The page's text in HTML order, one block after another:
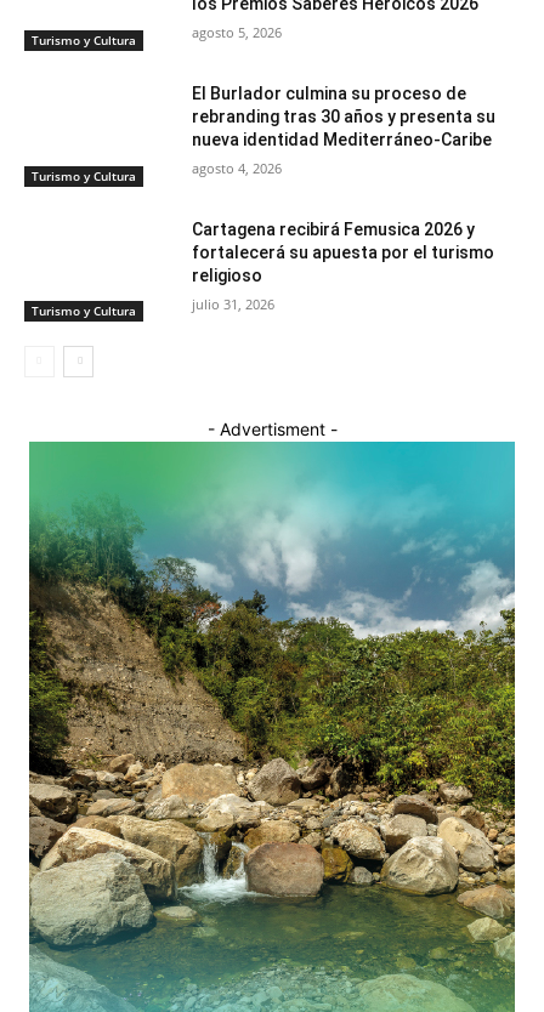
Turismo y Cultura agosto 5, 2026
Turismo y Cultura
El Burlador culmina su proceso de
rebranding tras 30 años y presenta su
nueva identidad Mediterráneo-Caribe
agosto 4, 2026
Turismo y Cultura
Cartagena recibirá Femusica 2026 y
fortalecerá su apuesta por el turismo
religioso
julio 31, 2026
- Advertisment -